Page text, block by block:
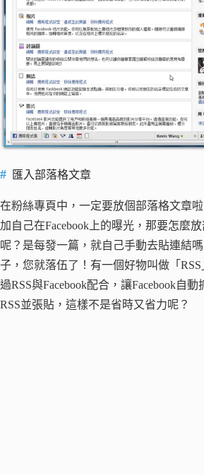
匯入部落格文章
在粉絲專頁中，一定要放個部落格文章
加自己在Facebook上的曝光，那要怎麼
呢？是每發一篇，就自己手動去貼連結
子，您就落伍了！有一個好物叫做「
過RSS與Facebook配合，讓Facebook自
RSS並張貼，這樣不是省時又省力呢？